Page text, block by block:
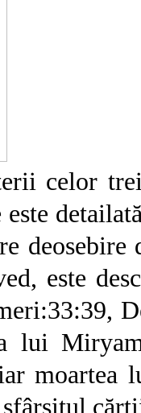
celor
este
deosebire
este
lui
moartea